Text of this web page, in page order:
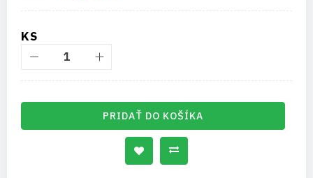
KS
PRIDAŤ DO KOŠÍKA